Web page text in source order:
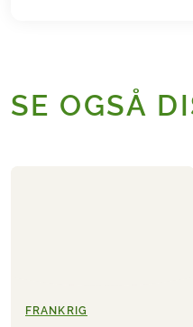
SE OGSÅ
FRANKRIG